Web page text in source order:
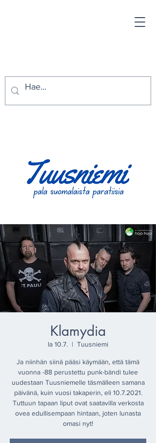
Klamydia
la 10.7.
  |
Tuusniemi
Ja niinhän siinä pääsi käymään, että tämä
vuonna -88 perustettu punk-bändi tulee
uudestaan Tuusniemelle täsmälleen samana
päivänä, kuin vuosi takaperin, eli 10.7.2021.
Tuttuun tapaan liput ovat saatavilla verkosta
ovea edullisempaan hintaan, joten lunasta
omasi nyt!